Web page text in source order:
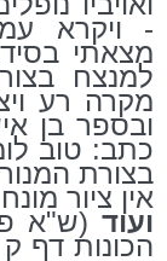
- ויקרא
מצאתי
למנצח
מקרה רע
ובספר בן
כתב: טוב
בצורת
אין ציור
ועוד (ש"א
הכונות דף